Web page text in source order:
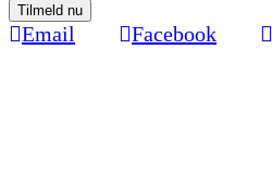
Tilmeld nu
Email Facebook